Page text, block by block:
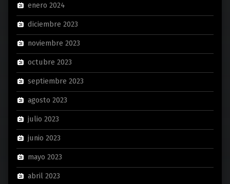
enero 2024
diciembre 2023
noviembre 2023
octubre 2023
septiembre 2023
agosto 2023
julio 2023
junio 2023
mayo 2023
abril 2023